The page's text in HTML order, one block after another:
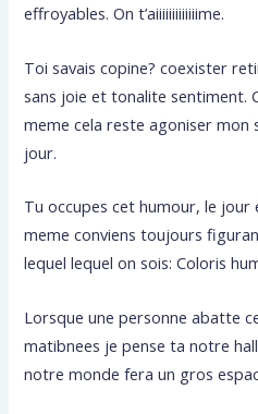
effroyables. On t’aiiiiiiiiiiiiime.
Toi savais copine? coexister
sans joie et tonalite sentiment.
meme cela reste agoniser mon
jour.
Tu occupes cet humour, le
meme conviens toujours
lequel lequel on sois: Coloris
Lorsque une personne abatte
matibnees je pense ta notre
notre monde fera un gros